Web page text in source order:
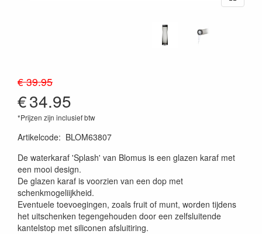
€ 39.95
€34.95
*Prijzen zijn inclusief btw
Artikelcode: BLOM63807
De waterkaraf 'Splash' van Blomus is een glazen karaf met
een mooi design.
De glazen karaf is voorzien van een dop met
schenkmogeliijkheid.
Eventuele toevoegingen, zoals fruit of munt, worden tijdens
het uitschenken tegengehouden door een zelfsluitende
kantelstop met siliconen afsluitiring.